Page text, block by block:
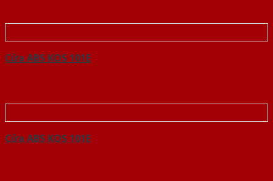
Cửa ABS KOS 101E
Cửa ABS KOS 101E